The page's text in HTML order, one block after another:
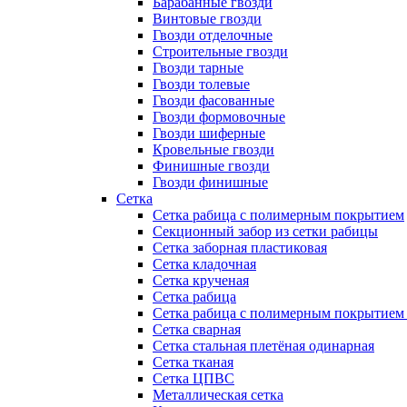
Винтовые гвозди
Гвозди отделочные
Строительные гвозди
Гвозди тарные
Гвозди толевые
Гвозди фасованные
Гвозди формовочные
Гвозди шиферные
Кровельные гвозди
Финишные гвозди
Гвозди финишные
Сетка
Сетка рабица с полимерным покрытием
Секционный забор из сетки рабицы
Сетка заборная пластиковая
Сетка кладочная
Сетка крученая
Сетка рабица
Сетка рабица с полимерным покрытием
Сетка сварная
Сетка стальная плетёная одинарная
Сетка тканая
Сетка ЦПВС
Металлическая сетка